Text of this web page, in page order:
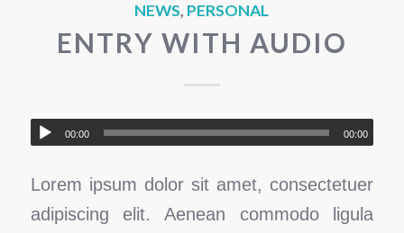
NEWS, PERSONAL
ENTRY WITH AUDIO
00:00 00:00
Lorem ipsum dolor sit amet, consectetuer
adipiscing elit. Aenean commodo ligula